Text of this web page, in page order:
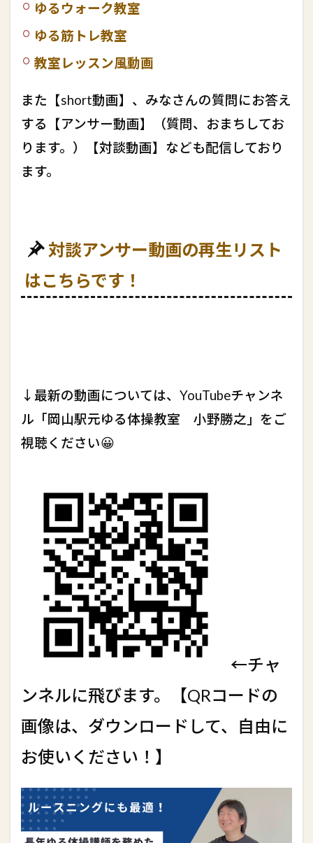
ゆるウォーク教室
ゆる筋トレ教室
教室レッスン風動画
また【short動画】、みなさんの質問にお答え
する【アンサー動画】（質問、おまちしてお
ります。）【対談動画】なども配信しており
ます。
対談アンサー動画の再生リスト
はこちらです！
↓最新の動画については、YouTubeチャンネ
ル「岡山駅元ゆる体操教室 小野勝之」をご
視聴ください😀
←チャ
ンネルに飛びます。【QRコードの
画像は、ダウンロードして、自由に
お使いください！】